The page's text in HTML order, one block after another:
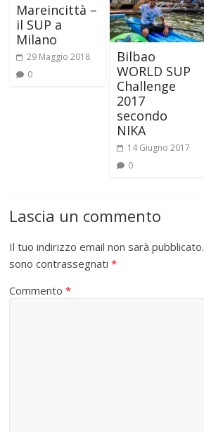
Mareincittà –
il SUP a
Milano
29 Maggio 2018
0
Bilbao
WORLD SUP
Challenge
2017
secondo
NIKA
14 Giugno 2017
0
Lascia un commento
Il tuo indirizzo email non sarà pubblicato.
sono contrassegnati*
Commento*